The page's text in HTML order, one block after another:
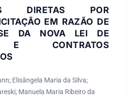
DIRETAS POR
EM RAZÃO DE
DA NOVA LEI DE
E CONTRATOS
Elisângela Maria da Silva;
Manuela Maria Ribeiro da